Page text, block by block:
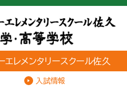
エレメンタリースクール佐久
入試情報